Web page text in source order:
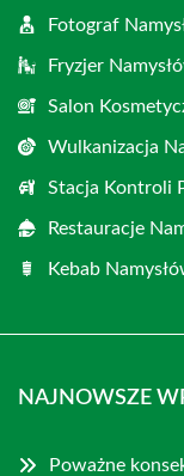
Fotograf
Fryzjer
Salon
Wulkanizacja
Stacja Kontroli
Restauracje
Kebab
NAJNOWSZE
Poważne